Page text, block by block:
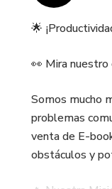
🌟
👀 Mira
Somos mucho
problemas
venta de E-
obstáculos y